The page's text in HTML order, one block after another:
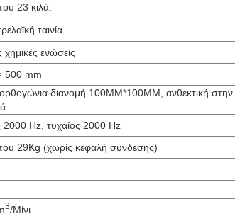
23 κιλά.
ταινία
χημικές ενώσεις
500 mm
διανομή 100MM*100MM, ανθεκτική στην
2000 Hz, τυχαίος 2000 Hz
29Kg (χωρίς κεφαλή σύνδεσης)
3/Μίνι